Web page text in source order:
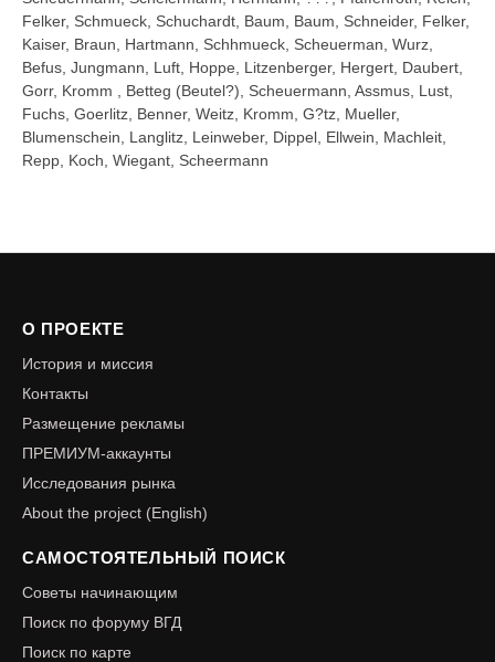
Felker, Schmueck, Schuchardt, Baum, Baum, Schneider, Felker,
Kaiser, Braun, Hartmann, Schhmueck, Scheuerman, Wurz,
Befus, Jungmann, Luft, Hoppe, Litzenberger, Hergert, Daubert,
Gorr, Kromm , Betteg (Beutel?), Scheuermann, Assmus, Lust,
Fuchs, Goerlitz, Benner, Weitz, Kromm, G?tz, Mueller,
Blumenschein, Langlitz, Leinweber, Dippel, Ellwein, Machleit,
Repp, Koch, Wiegant, Scheermann
О ПРОЕКТЕ
История и миссия
Контакты
Размещение рекламы
ПРЕМИУМ-аккаунты
Исследования рынка
About the project (English)
САМОСТОЯТЕЛЬНЫЙ ПОИСК
Советы начинающим
Поиск по форуму ВГД
Поиск по карте